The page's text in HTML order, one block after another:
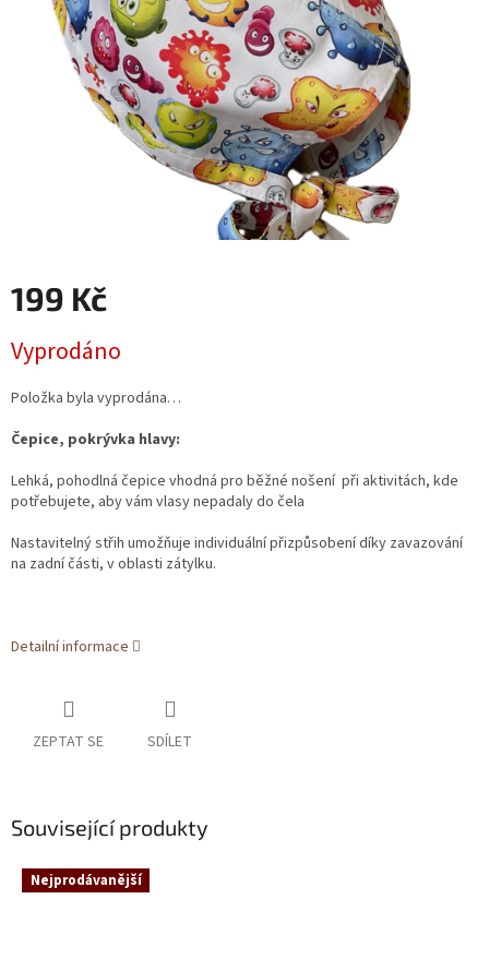
199 Kč
cena:
Vyprodáno
Položka byla vyprodána…
Čepice, pokrývka hlavy:
Lehká, pohodlná čepice vhodná pro běžné nošení při aktivitách, kde
potřebujete, aby vám vlasy nepadaly do čela
Nastavitelný střih umožňuje individuální přizpůsobení díky zavazování
na zadní části, v oblasti zátylku.
Detailní informace
ZEPTAT SE SDÍLET
Související produkty
Nejprodávanější